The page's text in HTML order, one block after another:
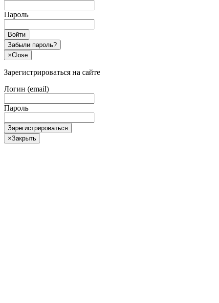
Пароль
Войти
Забыли пароль?
×Close
Зарегистрироваться на сайте
Логин (email)
Пароль
Зарегистрироваться
×Закрыть